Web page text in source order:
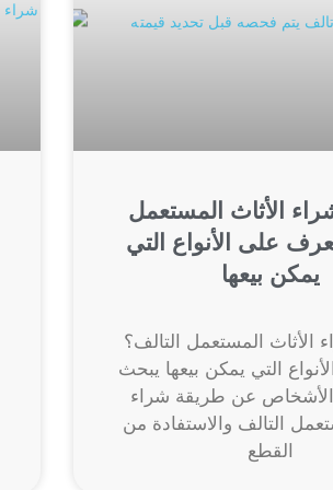
الأثاث المستعمل
على الأنواع التي
يمكن بيعها
الأثاث المستعمل التالف؟
التي يمكن بيعها يبحث
الأشخاص عن طريقة شراء
التالف والاستفادة من
القطع